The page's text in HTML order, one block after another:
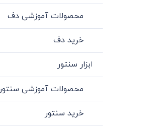
محصولات آموزشی دف
خرید دف
ابزار سنتور
محصولات آموزشی سنتور
خرید سنتور